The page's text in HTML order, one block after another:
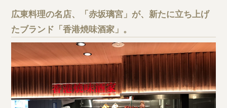
広東料理の名店、「赤坂璃宮」が、新たに立ち上げ
たブランド「香港焼味酒家」。